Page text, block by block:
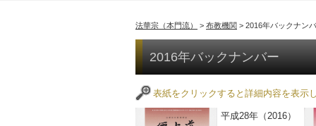
法華宗（本門流） > 布教機関 > 2016年バックナン
2016年バックナンバー
表紙をクリックすると詳細内容を表示
平成28年（2016）